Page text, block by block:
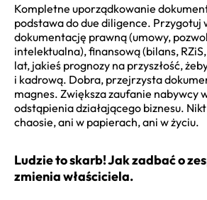
Kompletne uporządkowanie
podstawa do due diligence. Przygotuj
dokumentację prawną (umowy,
intelektualna), finansową (bilans,
lat, jakieś prognozy na przyszłość,
i kadrową. Dobra, przejrzysta
magnes. Zwiększa zaufanie nabywcy
odstąpienia działającego biznesu.
chaosie, ani w papierach, ani w życiu.
Ludzie to skarb! Jak zadbać o
zmienia właściciela.